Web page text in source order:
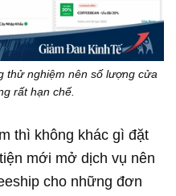
thử nghiệm nên số lượng cửa
rất hạn chế.
thì không khác gì đặt
mới mở dịch vụ nên
cho những đơn